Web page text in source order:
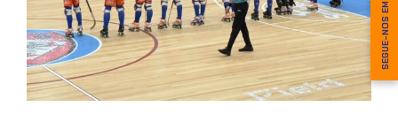
SEGUE-NOS EM